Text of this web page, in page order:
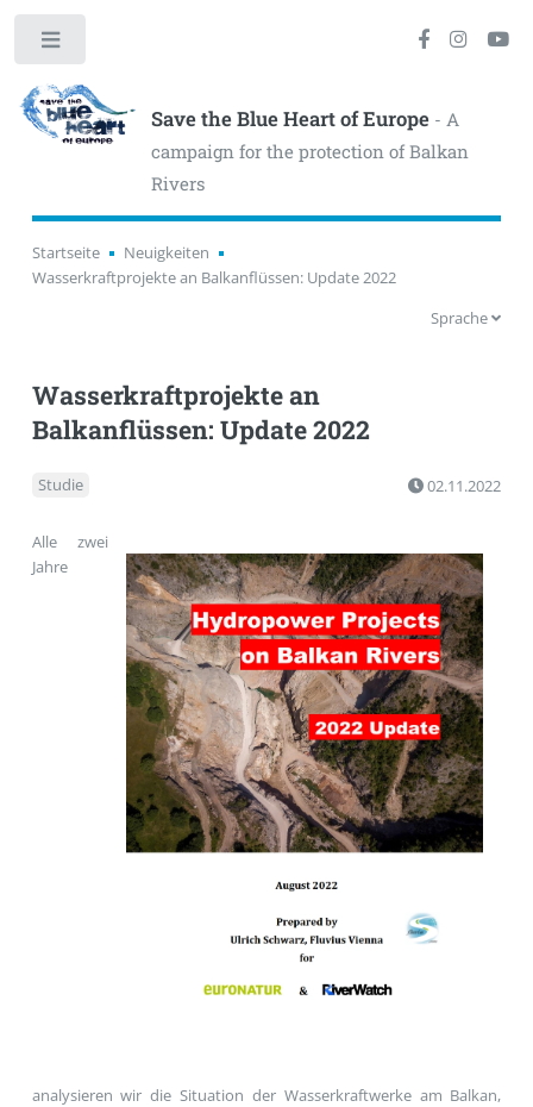
Save the Blue Heart of Europe- A
campaign for the protection of Balkan
Rivers
Startseite
Neuigkeiten
Wasserkraftprojekte an Balkanflüssen: Update 2022
Sprache
Wasserkraftprojekte an
Balkanflüssen: Update 2022
Studie 02.11.2022
Alle zwei
Jahre
analysieren wir die Situation der Wasserkraftwerke am Balkan,